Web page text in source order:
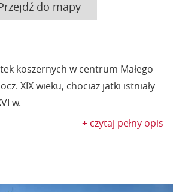
do mapy
koszernych w centrum Małego
XIX wieku, chociaż jatki istniały
w.
+ czytaj pełny opis